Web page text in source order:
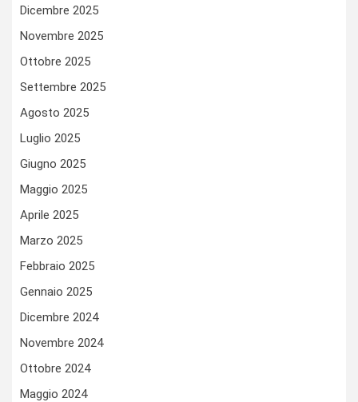
Dicembre 2025
Novembre 2025
Ottobre 2025
Settembre 2025
Agosto 2025
Luglio 2025
Giugno 2025
Maggio 2025
Aprile 2025
Marzo 2025
Febbraio 2025
Gennaio 2025
Dicembre 2024
Novembre 2024
Ottobre 2024
Maggio 2024